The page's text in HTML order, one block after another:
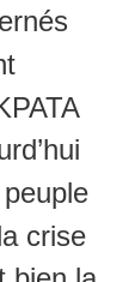
crise